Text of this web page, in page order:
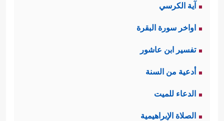
آية الكرسي
اواخر سورة البقرة
تفسير ابن عاشور
أدعية من السنة
الدعاء للميت
الصلاة الإبراهيمية